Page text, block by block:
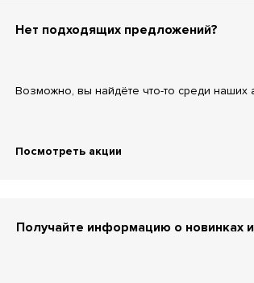
Нет подходящих предложений?
Возможно, вы найдёте что-то среди наших
Посмотреть акции
Получайте информацию о новинках